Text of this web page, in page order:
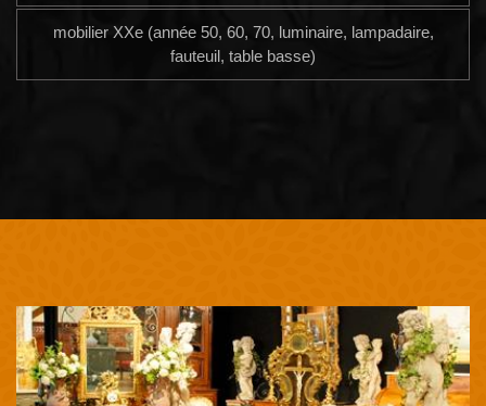
mobilier XXe (année 50, 60, 70, luminaire, lampadaire,
fauteuil, table basse)